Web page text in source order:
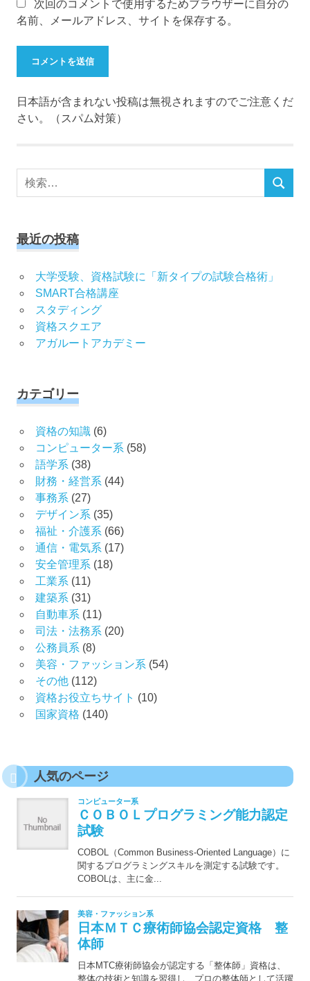
次回のコメントで使用するためブラウザーに自分の
名前、メールアドレス、サイトを保存する。
日本語が含まれない投稿は無視されますのでご注意くだ
さい。（スパム対策）
検
検
最近の投稿
大学受験、資格試験に「新タイプの試験合格術」
SMART合格講座
スタディング
資格スクエア
アガルートアカデミー
カテゴリー
資格の知識(6)
コンピューター系 (58)
語学系 (38)
財務・経営系 (44)
事務系 (27)
デザイン系 (35)
福祉・介護系 (66)
通信・電気系 (17)
安全管理系 (18)
工業系 (11)
建築系 (31)
自動車系 (11)
司法・法務系 (20)
公務員系 (8)
美容・ファッション系 (54)
その他(112)
資格お役立ちサイト (10)
国家資格 (140)
人気のページ